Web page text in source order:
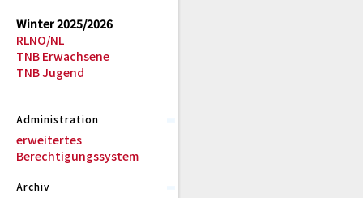
Winter 2025/2026
RLNO/NL
TNB Erwachsene
TNB Jugend
Administration
erweitertes
Berechtigungssystem
Archiv